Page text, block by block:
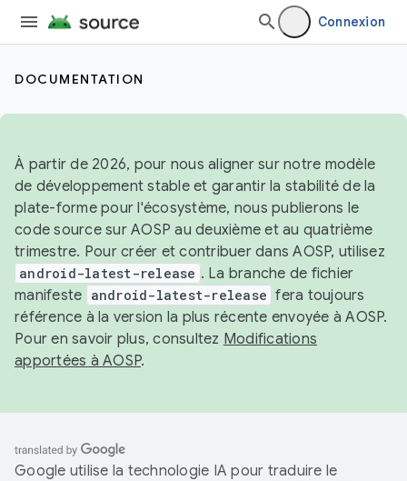
Connexion
DOCUMENTATION
À partir de 2026, pour nous aligner sur notre modèle
de développement stable et garantir la stabilité de la
plate-forme pour l'écosystème, nous publierons le
code source sur AOSP au deuxième et au quatrième
trimestre. Pour créer et contribuer dans AOSP, utilisez
android-latest-release . La branche de fichier
manifeste android-latest-release fera toujours
référence à la version la plus récente envoyée à AOSP.
Pour en savoir plus, consultez Modifications
apportées à AOSP.
Google utilise la technologie IA pour traduire le